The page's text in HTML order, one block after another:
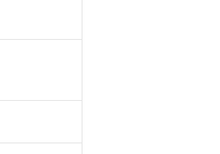
有を証明するものではありません。
までの期間は出荷製品に未対応品が
とがない限り、2022年1月12日よ